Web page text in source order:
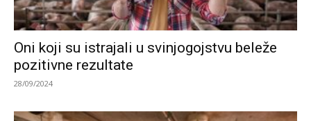
Oni koji su istrajali u svinjogojstvu beleže
pozitivne rezultate
28/09/2024